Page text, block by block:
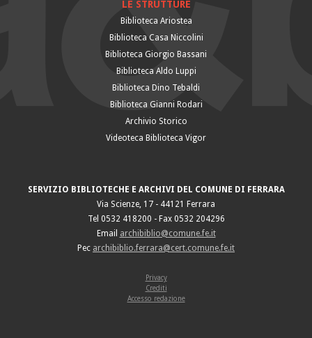
LE STRUTTURE
Biblioteca Ariostea
Biblioteca Casa Niccolini
Biblioteca Giorgio Bassani
Biblioteca Aldo Luppi
Biblioteca Dino Tebaldi
Biblioteca Gianni Rodari
Archivio Storico
Videoteca Biblioteca Vigor
SERVIZIO BIBLIOTECHE E ARCHIVI DEL COMUNE DI FERRARA
Via Scienze, 17 - 44121 Ferrara
Tel 0532 418200 - Fax 0532 204296
Email archibiblio@comune.fe.it
Pec archibiblio.ferrara@cert.comune.fe.it
Privacy
Crediti
Accesso redazione